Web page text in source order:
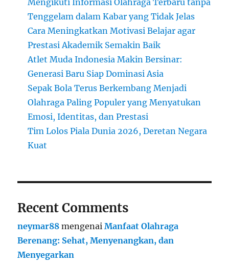
Mengikuti Informasi Olahraga Terbaru tanpa
Tenggelam dalam Kabar yang Tidak Jelas
Cara Meningkatkan Motivasi Belajar agar
Prestasi Akademik Semakin Baik
Atlet Muda Indonesia Makin Bersinar:
Generasi Baru Siap Dominasi Asia
Sepak Bola Terus Berkembang Menjadi
Olahraga Paling Populer yang Menyatukan
Emosi, Identitas, dan Prestasi
Tim Lolos Piala Dunia 2026, Deretan Negara
Kuat
Recent Comments
neymar88 mengenaiManfaat Olahraga
Berenang: Sehat, Menyenangkan, dan
Menyegarkan